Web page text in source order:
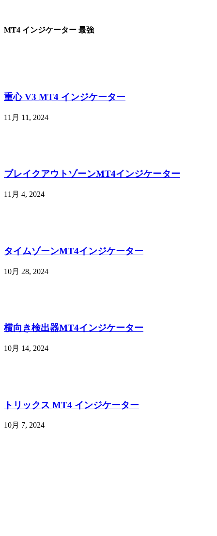
MT4 インジケーター 最強
重心 V3 MT4 インジケーター
11月 11, 2024
ブレイクアウトゾーンMT4インジケーター
11月 4, 2024
タイムゾーンMT4インジケーター
10月 28, 2024
横向き検出器MT4インジケーター
10月 14, 2024
トリックス MT4 インジケーター
10月 7, 2024